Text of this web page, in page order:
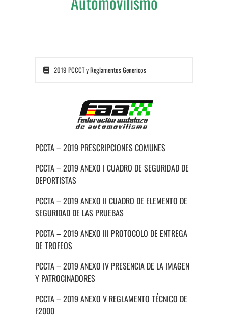
2019 PCCCT y Reglamentos Genericos
PCCTA – 2019 PRESCRIPCIONES COMUNES
PCCTA – 2019 ANEXO I CUADRO DE SEGURIDAD DE
DEPORTISTAS
PCCTA – 2019 ANEXO II CUADRO DE ELEMENTO DE
SEGURIDAD DE LAS PRUEBAS
PCCTA – 2019 ANEXO III PROTOCOLO DE ENTREGA
DE TROFEOS
PCCTA – 2019 ANEXO IV PRESENCIA DE LA IMAGEN
Y PATROCINADORES
PCCTA – 2019 ANEXO V REGLAMENTO TÉCNICO DE
F2000